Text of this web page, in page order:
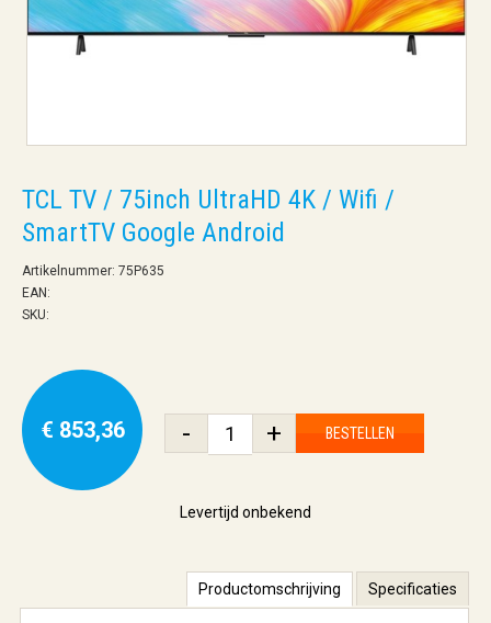
TCL TV / 75inch UltraHD 4K / Wifi /
SmartTV Google Android
Artikelnummer: 75P635
EAN:
SKU:
€ 853,36 - + BESTELLEN
Levertijd onbekend
Productomschrijving Specificaties